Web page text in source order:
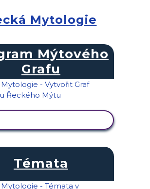
Mytologie
Mýtového
Grafu
Témata